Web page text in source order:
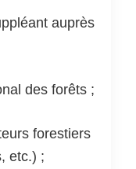
auprès
des forêts ;
forestiers
etc.) ;